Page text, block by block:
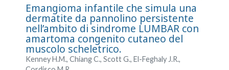
Emangioma infantile che simula una
dermatite da pannolino persistente
nell’ambito di sindrome LUMBAR con
amartoma congenito cutaneo del
muscolo scheletrico.
Kenney H.M., Chiang C., Scott G., El-Feghaly J.R.,